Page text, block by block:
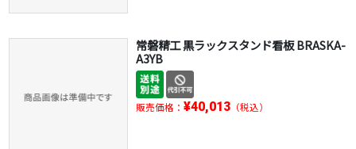
常磐精工 黒ラックスタンド看板 BRASKA-
A3YB
販売価格： ¥40,013（税込）